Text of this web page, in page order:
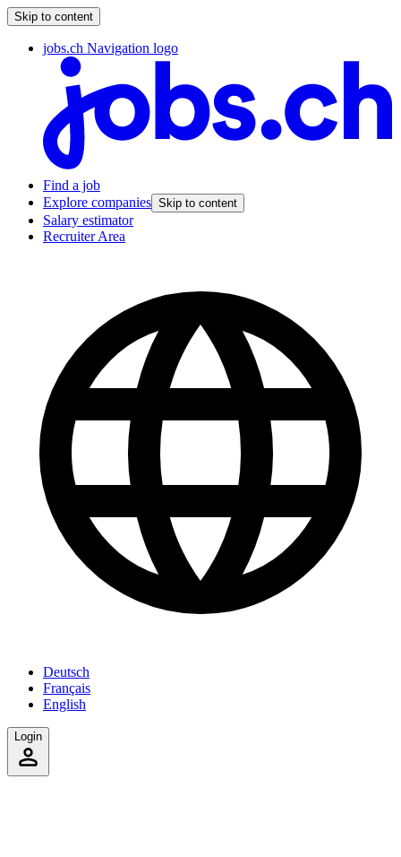
Skip to content
jobs.ch Navigation logo
Find a job
Explore companies Skip to content
Salary estimator
Recruiter Area
Deutsch
Français
English
Login